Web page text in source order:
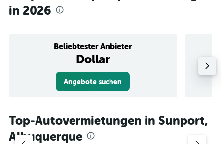
in 2026
Beliebtester Anbieter
Dollar
Angebote suchen
Top-Autovermietungen in Sunport,
Albuquerque